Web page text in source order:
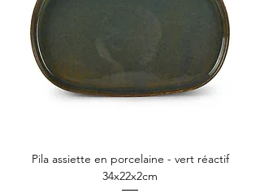
Pila assiette en porcelaine - vert réactif
34x22x2cm